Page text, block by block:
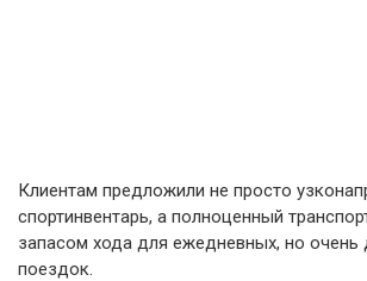
Клиентам предложили не просто
спортинвентарь, а полноценный
запасом хода для ежедневных, но очень
поездок.